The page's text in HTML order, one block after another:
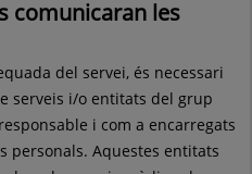
comunicaran les
del servei, és necessari
serveis i/o entitats del grup
i com a encarregats
personals. Aquestes entitats